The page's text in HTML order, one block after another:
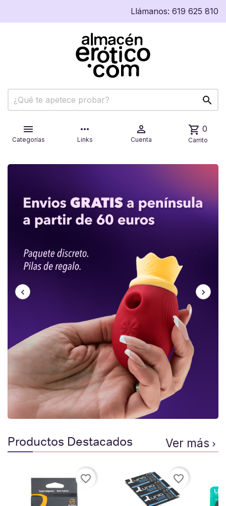
Llámanos: 619 625 810


Categorías
more_horiz
Links

Cuenta
shopping_cart 0
Carrito
Productos Destacados Ver más 
favorite_border favorite_border